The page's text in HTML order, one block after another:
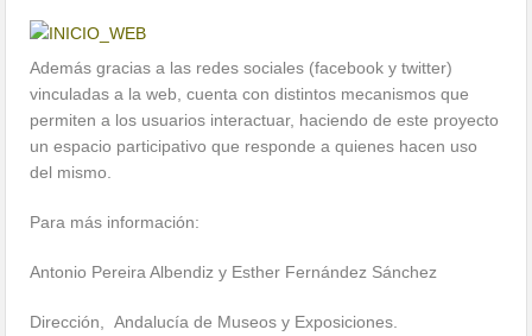
Además gracias a las redes sociales (facebook y twitter)
vinculadas a la web, cuenta con distintos mecanismos que
permiten a los usuarios interactuar, haciendo de este proyecto
un espacio participativo que responde a quienes hacen uso
del mismo.
Para más información:
Antonio Pereira Albendiz y Esther Fernández Sánchez
Dirección, Andalucía de Museos y Exposiciones.